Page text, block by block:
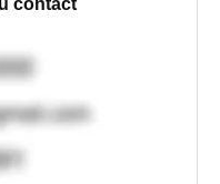
contact